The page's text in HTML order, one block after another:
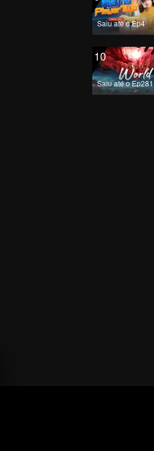
Saiu até o Ep4
10
Saiu até o Ep281